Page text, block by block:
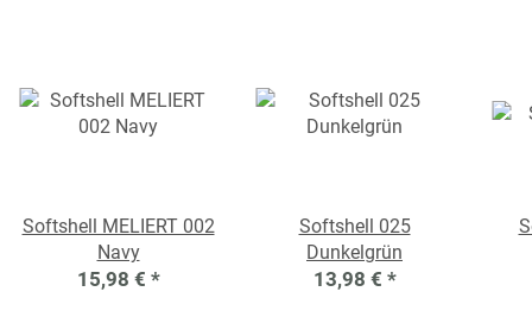
Softshell MELIERT 002
Navy
15,98 € *
Softshell 025
Dunkelgrün
13,98 € *